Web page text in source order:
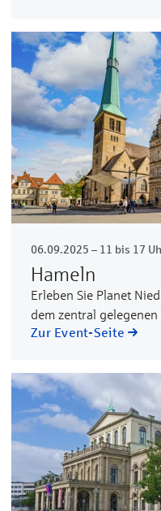
06.09.2025 – 11 bis 17
Hameln
Erleben Sie Planet
dem zentral
Zur Event-Seite